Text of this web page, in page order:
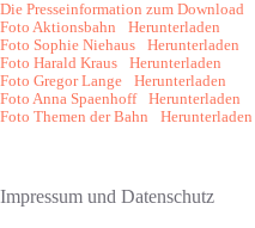
Die Presseinformation zum Download
Foto Aktionsbahn
Herunterladen
Foto Sophie Niehaus
Herunterladen
Foto Harald Kraus
Herunterladen
Foto Gregor Lange
Herunterladen
Foto Anna Spaenhoff
Herunterladen
Foto Themen der Bahn
Herunterladen
Impressum und Datenschutz